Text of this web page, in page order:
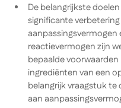
De belangrijkste
significante verbetering
aanpassingsvermogen
reactievermogen zijn
bepaalde
ingrediënten van een
belangrijk vraagstuk
aan